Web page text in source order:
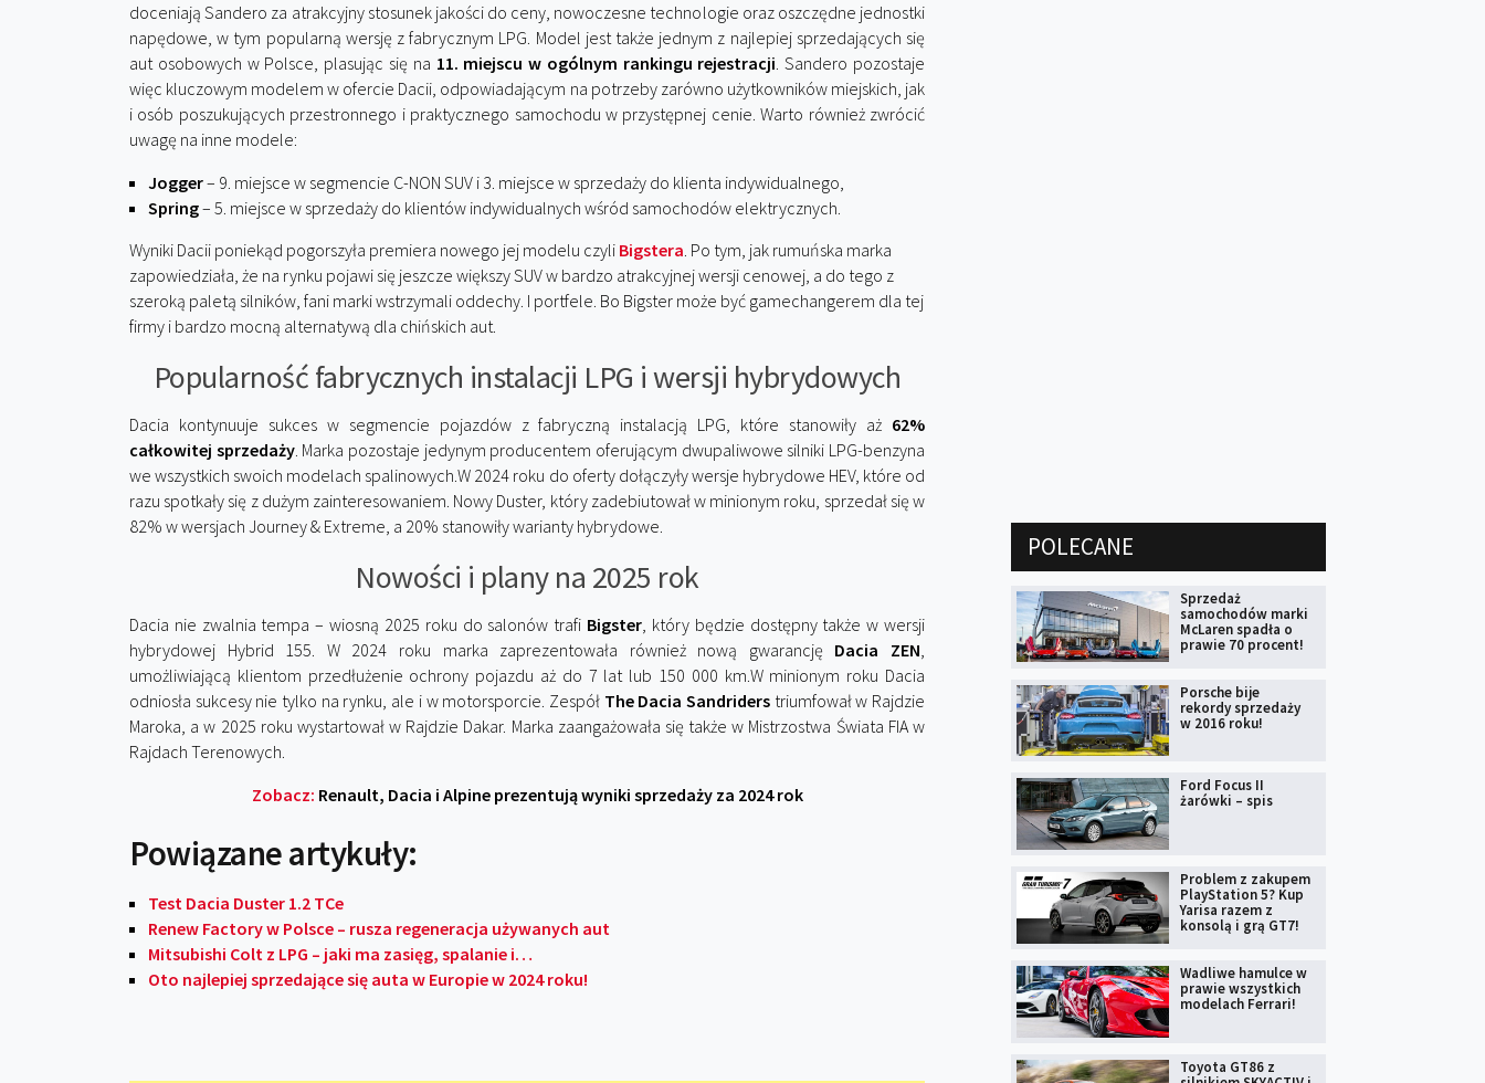
doceniają Sandero za atrakcyjny stosunek jakości do ceny, nowoczesne technologie oraz oszczędne jednostki
napędowe, w tym popularną wersję z fabrycznym LPG. Model jest także jednym z najlepiej sprzedających się
aut osobowych w Polsce, plasując się na 11. miejscu w ogólnym rankingu rejestracji. Sandero pozostaje
więc kluczowym modelem w ofercie Dacii, odpowiadającym na potrzeby zarówno użytkowników miejskich, jak
i osób poszukujących przestronnego i praktycznego samochodu w przystępnej cenie. Warto również zwrócić
uwagę na inne modele:
Jogger– 9. miejsce w segmencie C-NON SUV i 3. miejsce w sprzedaży do klienta indywidualnego,
Spring– 5. miejsce w sprzedaży do klientów indywidualnych wśród samochodów elektrycznych.
Wyniki Dacii poniekąd pogorszyła premiera nowego jej modelu czyli Bigstera. Po tym, jak rumuńska marka
zapowiedziała, że na rynku pojawi się jeszcze większy SUV w bardzo atrakcyjnej wersji cenowej, a do tego z
szeroką paletą silników, fani marki wstrzymali oddechy. I portfele. Bo Bigster może być gamechangerem dla tej
firmy i bardzo mocną alternatywą dla chińskich aut.
Popularność fabrycznych instalacji LPG i wersji hybrydowych
Dacia kontynuuje sukces w segmencie pojazdów z fabryczną instalacją LPG, które stanowiły aż 62%
całkowitej sprzedaży. Marka pozostaje jedynym producentem oferującym dwupaliwowe silniki LPG-benzyna
we wszystkich swoich modelach spalinowych.W 2024 roku do oferty dołączyły wersje hybrydowe HEV, które od
razu spotkały się z dużym zainteresowaniem. Nowy Duster, który zadebiutował w minionym roku, sprzedał się w
82% w wersjach Journey & Extreme, a 20% stanowiły warianty hybrydowe.
Nowości i plany na 2025 rok
Dacia nie zwalnia tempa – wiosną 2025 roku do salonów trafi Bigster, który będzie dostępny także w wersji
hybrydowej Hybrid 155. W 2024 roku marka zaprezentowała również nową gwarancję Dacia ZEN,
umożliwiającą klientom przedłużenie ochrony pojazdu aż do 7 lat lub 150 000 km.W minionym roku Dacia
odniosła sukcesy nie tylko na rynku, ale i w motorsporcie. Zespół The Dacia Sandriderstriumfował w Rajdzie
Maroka, a w 2025 roku wystartował w Rajdzie Dakar. Marka zaangażowała się także w Mistrzostwa Świata FIA w
Rajdach Terenowych.
Zobacz: Renault, Dacia i Alpine prezentują wyniki sprzedaży za 2024 rok
Powiązane artykuły:
Test Dacia Duster 1.2 TCe
Renew Factory w Polsce – rusza regeneracja używanych aut
Mitsubishi Colt z LPG – jaki ma zasięg, spalanie i…
Oto najlepiej sprzedające się auta w Europie w 2024 roku!
POLECANE
Sprzedaż
samochodów marki
McLaren spadła o
prawie 70 procent!
Porsche bije
rekordy sprzedaży
w 2016 roku!
Ford Focus II
żarówki – spis
Problem z zakupem
PlayStation 5? Kup
Yarisa razem z
konsolą i grą GT7!
Wadliwe hamulce w
prawie wszystkich
modelach Ferrari!
Toyota GT86 z